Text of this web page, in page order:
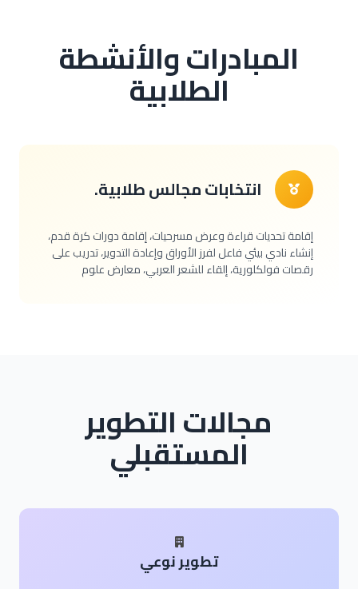
المبادرات والأنشطة
الطلابية
انتخابات مجالس طلابية.
إقامة تحديات قراءة وعرض مسرحيات، إقامة دورات كرة قدم،
إنشاء نادي بيئي فاعل لفرز الأوراق وإعادة التدوير، تدريب على
رقصات فولكلورية، إلقاء للشعر العربي، معارض علوم
مجالات التطوير
المستقبلي
تطوير نوعي